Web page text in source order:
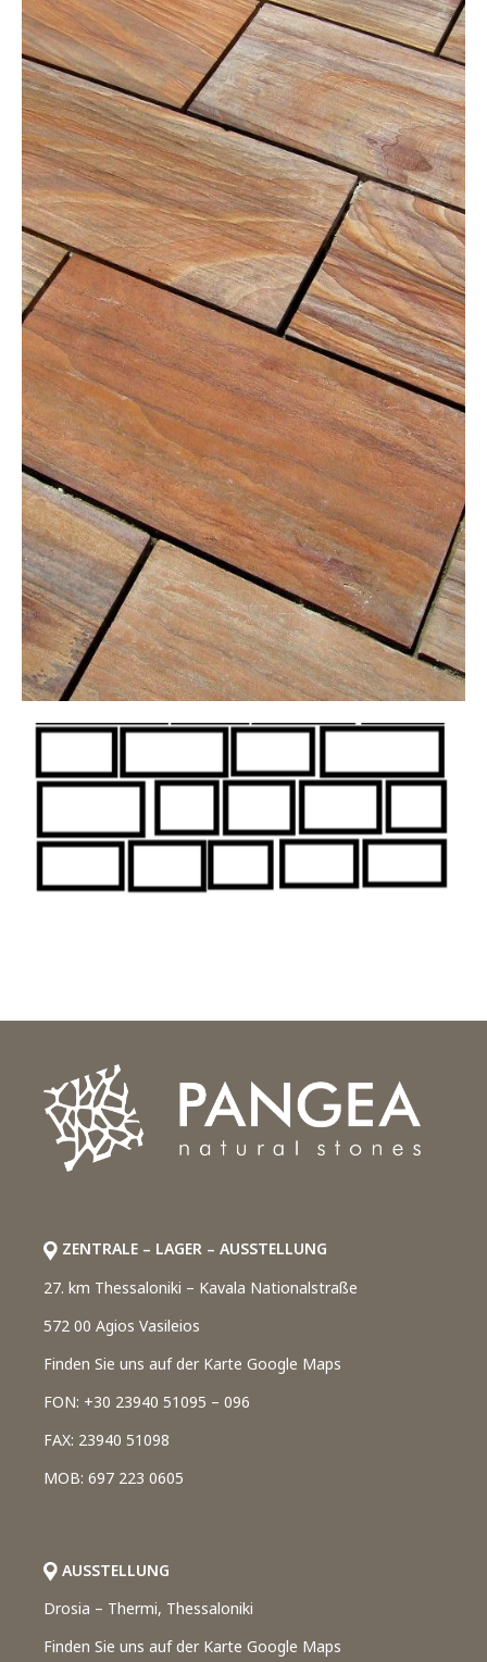
ZENTRALE – LAGER – AUSSTELLUNG
27. km Thessaloniki – Kavala Nationalstraße
572 00 Agios Vasileios
Finden Sie uns auf der Karte Google Maps
FON: +30 23940 51095 – 096
FAX: 23940 51098
MOB: 697 223 0605
AUSSTELLUNG
Drosia – Thermi, Thessaloniki
Finden Sie uns auf der Karte Google Maps